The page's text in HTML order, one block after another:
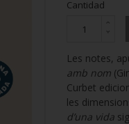
Cantidad
Les notes,
amb nom
Curbet
les
d’una vida